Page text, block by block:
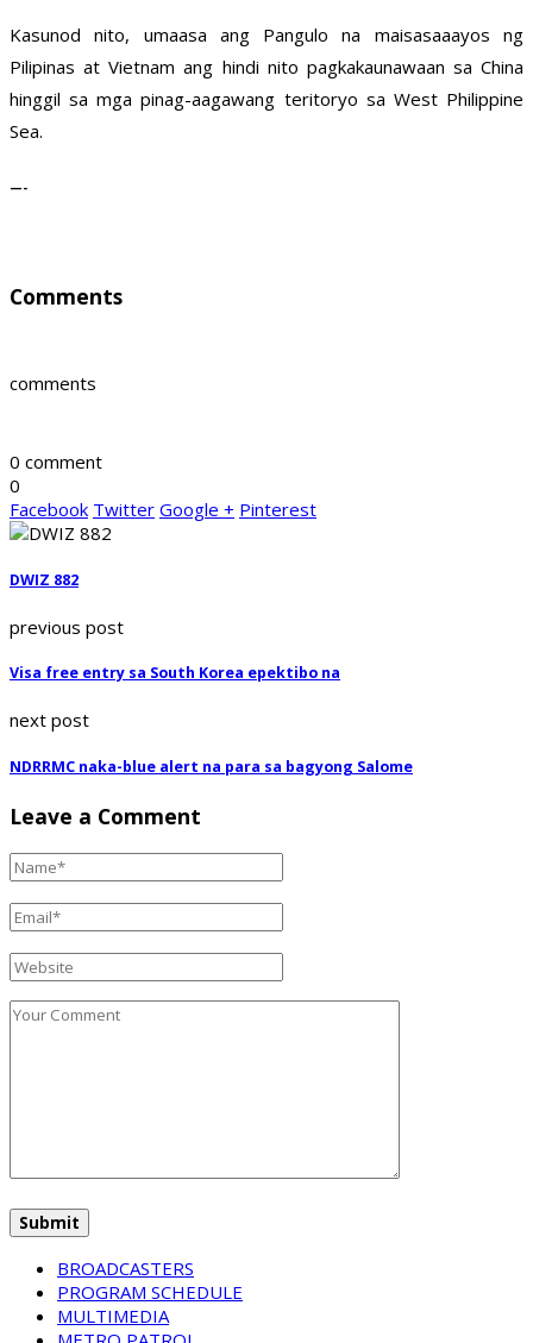
Kasunod nito, umaasa ang Pangulo na maisasaaayos ng
Pilipinas at Vietnam ang hindi nito pagkakaunawaan sa China
hinggil sa mga pinag-aagawang teritoryo sa West Philippine
Sea.
—-
Comments
comments
0 comment
0
Facebook Twitter Google + Pinterest
DWIZ 882
previous post
Visa free entry sa South Korea epektibo na
next post
NDRRMC naka-blue alert na para sa bagyong Salome
Leave a Comment
BROADCASTERS
PROGRAM SCHEDULE
MULTIMEDIA